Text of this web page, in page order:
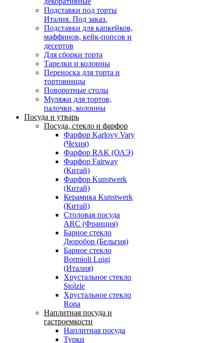
Подставки под торты
Италия. Под заказ.
Подставки для капкейков,
маффинов, кейк-попсов и
десертов
Для сборки торта
Тарелки и колонны
Переноска для торта и
тортовницы
Поворотные столы
Муляжи для тортов,
палочки, колонны
Посуда и утварь
Посуда, стекло и фарфор
Фарфор Karlovy Vary
(Чехия)
Фарфор RAK (ОАЭ)
Фарфор Fairway
(Китай)
Фарфор Kunstwerk
(Китай)
Керамика Kunstwerk
(Китай)
Столовая посуда
ARC (Франция)
Барное стекло
Дюробор (Бельгия)
Барное стекло
Bormioli Luigi
(Италия)
Хрустальное стекло
Stolzle
Хрустальное стекло
Rona
Наплитная посуда и
гастроемкости
Наплитная посуда
Турки